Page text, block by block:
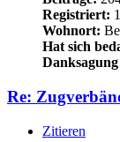
Registriert:
Wohnort:
Hat sich
Re:
Zitieren